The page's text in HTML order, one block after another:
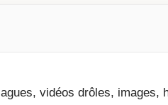
vidéos drôles, images,